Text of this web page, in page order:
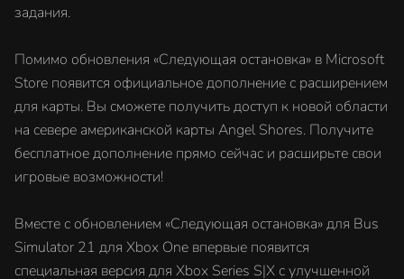
задания.
Помимо обновления «Следующая остановка» в Microsoft
Store появится официальное дополнение с расширением
для карты. Вы сможете получить доступ к новой области
на севере американской карты Angel Shores. Получите
бесплатное дополнение прямо сейчас и расширьте свои
игровые возможности!
Вместе с обновлением «Следующая остановка» для Bus
Simulator 21 для Xbox One впервые появится
специальная версия для Xbox Series S|X с улучшенной